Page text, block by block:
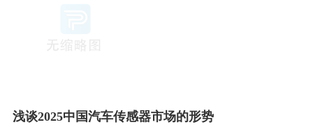
浅谈2025中国汽车传感器市场的形势